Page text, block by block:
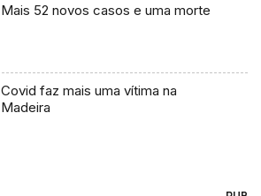
Mais 52 novos casos e uma morte
Covid faz mais uma vítima na
Madeira